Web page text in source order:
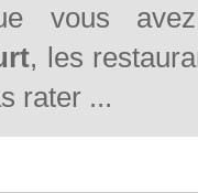
vous avez
, les
rater ...